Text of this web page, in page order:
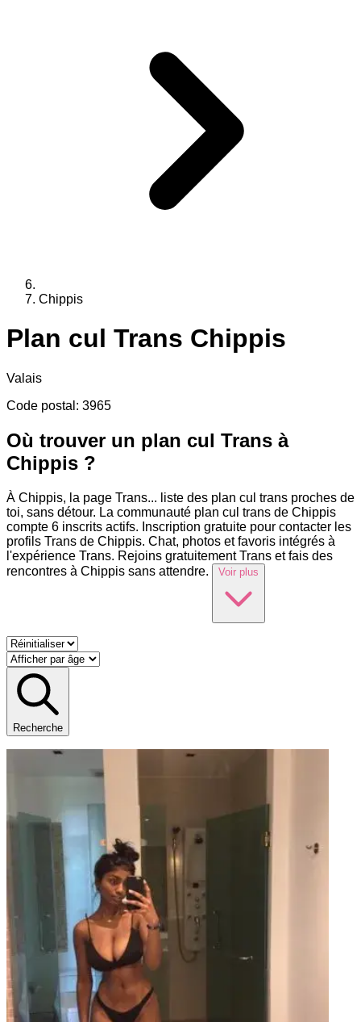
Chippis
Plan cul Trans Chippis
Valais
Code postal : 3965
Où trouver un plan cul Trans à
Chippis ?
À Chippis, la page Trans... liste des plan cul trans proches de
toi, sans détour. La communauté plan cul trans de Chippis
compte 6 inscrits actifs. Inscription gratuite pour contacter les
profils Trans de Chippis. Chat, photos et favoris intégrés à
l'expérience Trans. Rejoins gratuitement Trans et fais des
rencontres à Chippis sans attendre.
Voir plus
Recherche